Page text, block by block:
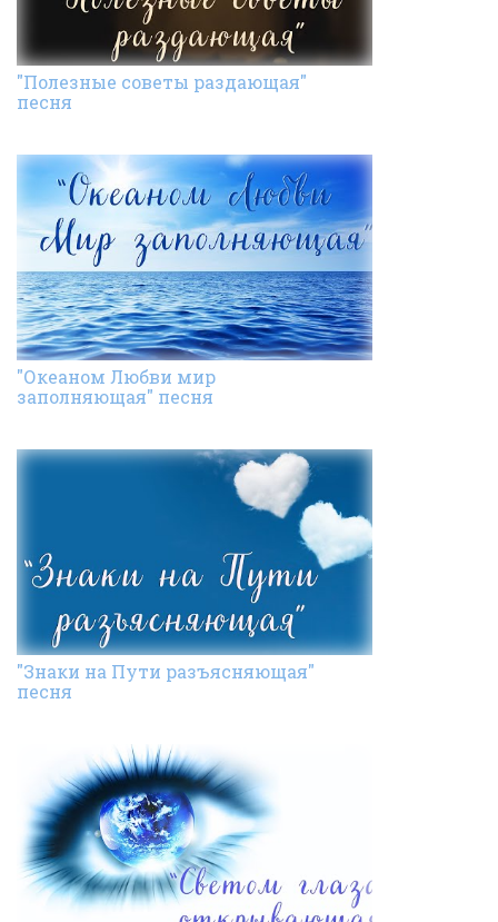
"Полезные советы раздающая"
песня
"Океаном Любви мир
заполняющая" песня
"Знаки на Пути разъясняющая"
песня